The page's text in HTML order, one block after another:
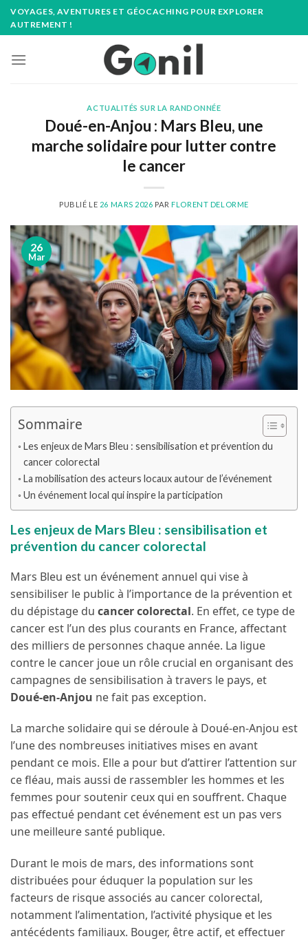
Passer
VOYAGES, AVENTURES ET GÉOCACHING POUR EXPLORER
AUTREMENT !
ACTUALITÉS SUR LA RANDONNÉE
Doué-en-Anjou : Mars Bleu, une
marche solidaire pour lutter contre
le cancer
PUBLIÉ LE 26 MARS 2026 PARFLORENT DELORME
26
Mar
Sommaire
Les enjeux de Mars Bleu : sensibilisation et prévention du
cancer colorectal
La mobilisation des acteurs locaux autour de l’événement
Un événement local qui inspire la participation
Les enjeux de Mars Bleu : sensibilisation et
prévention du cancer colorectal
Mars Bleu est un événement annuel qui vise à
sensibiliser le public à l’importance de la prévention et
du dépistage du cancer colorectal. En effet, ce type de
cancer est l’un des plus courants en France, affectant
des milliers de personnes chaque année. La ligue
contre le cancer joue un rôle crucial en organisant des
campagnes de sensibilisation à travers le pays, et
Doué-en-Anjou ne fait pas exception.
La marche solidaire qui se déroule à Doué-en-Anjou est
l’une des nombreuses initiatives mises en avant
pendant ce mois. Elle a pour but d’attirer l’attention sur
ce fléau, mais aussi de rassembler les hommes et les
femmes pour soutenir ceux qui en souffrent. Chaque
pas effectué pendant cet événement est un pas vers
une meilleure santé publique.
Durant le mois de mars, des informations sont
distribuées pour éduquer la population sur les
facteurs de risque associés au cancer colorectal,
notamment l’alimentation, l’activité physique et les
antécédents familiaux. Bouger, être actif, et effectuer